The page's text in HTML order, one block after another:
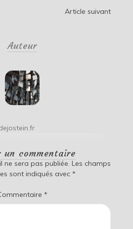
Article suivant
Auteur
un commentaire
ne sera pas publiée. Les champs
sont indiqués avec *
*